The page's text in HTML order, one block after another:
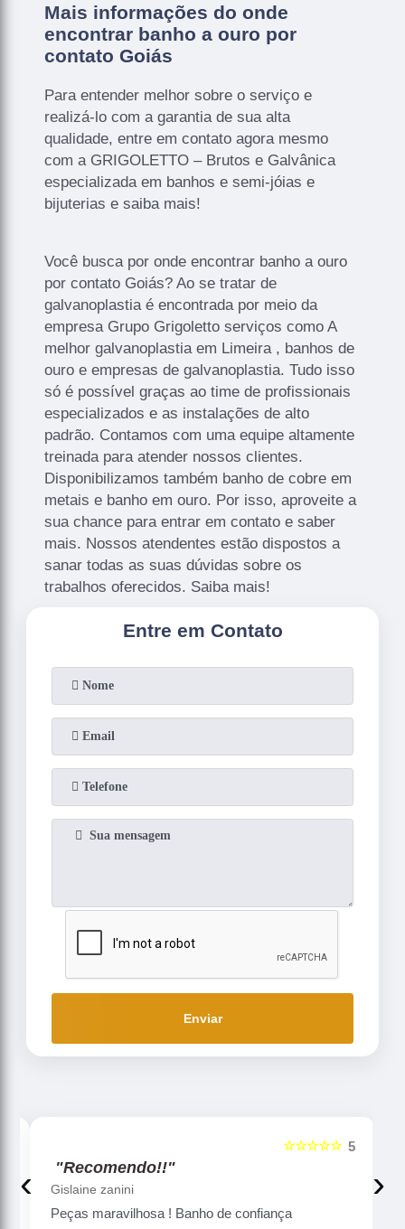
Mais informações do onde
encontrar banho a ouro por
contato Goiás
Para entender melhor sobre o serviço e
realizá-lo com a garantia de sua alta
qualidade, entre em contato agora mesmo
com a GRIGOLETTO – Brutos e Galvânica
especializada em banhos e semi-jóias e
bijuterias e saiba mais!
Você busca por onde encontrar banho a ouro
por contato Goiás? Ao se tratar de
galvanoplastia é encontrada por meio da
empresa Grupo Grigoletto serviços como A
melhor galvanoplastia em Limeira , banhos de
ouro e empresas de galvanoplastia. Tudo isso
só é possível graças ao time de profissionais
especializados e as instalações de alto
padrão. Contamos com uma equipe altamente
treinada para atender nossos clientes.
Disponibilizamos também banho de cobre em
metais e banho em ouro. Por isso, aproveite a
sua chance para entrar em contato e saber
mais. Nossos atendentes estão dispostos a
sanar todas as suas dúvidas sobre os
trabalhos oferecidos. Saiba mais!
Entre em Contato
Enviar
5
☆☆☆☆☆
"Recomendo!!"
Gislaine zanini
Peças maravilhosa ! Banho de confiança
‹ ›